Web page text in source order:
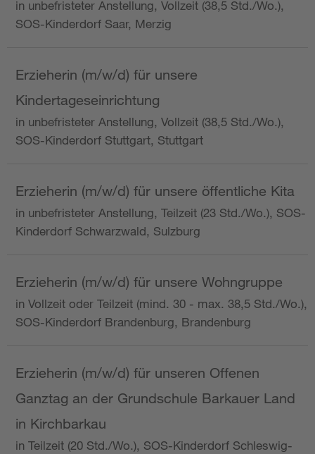
in unbefristeter Anstellung, Vollzeit (38,5 Std./Wo.),
SOS-Kinderdorf Saar, Merzig
Erzieherin (m/w/d) für unsere
Kindertageseinrichtung
in unbefristeter Anstellung, Vollzeit (38,5 Std./Wo.),
SOS-Kinderdorf Stuttgart, Stuttgart
Erzieherin (m/w/d) für unsere öffentliche Kita
in unbefristeter Anstellung, Teilzeit (23 Std./Wo.), SOS-
Kinderdorf Schwarzwald, Sulzburg
Erzieherin (m/w/d) für unsere Wohngruppe
in Vollzeit oder Teilzeit (mind. 30 - max. 38,5 Std./Wo.),
SOS-Kinderdorf Brandenburg, Brandenburg
Erzieherin (m/w/d) für unseren Offenen
Ganztag an der Grundschule Barkauer Land
in Kirchbarkau
in Teilzeit (20 Std./Wo.), SOS-Kinderdorf Schleswig-